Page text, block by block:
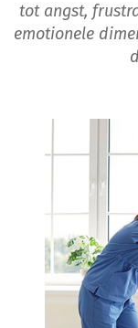
tot angst,
emotionele